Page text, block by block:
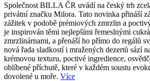
Společnost BILLA ČR uvádí na český trh
privátní značku Milora. Tato novinka přináší
zážitek v podobě prémiových zmrzlin a
je inspirován těmi nejlepšími řemeslnými
zmrzlinárnami, a přenáší ho přímo do regálů
nová řada sladkostí i mražených dezertů sází
krémovou texturu, poctivé ingredience,
oblíbené příchutě, které v každém soustu
dovolené u moře. Více